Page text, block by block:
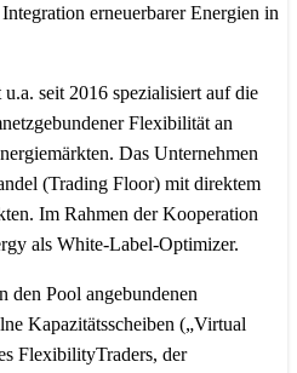
erneuerbarer Energien in
seit 2016 spezialisiert auf die
Flexibilität an
Das Unternehmen
(Trading Floor) mit direktem
Im Rahmen der Kooperation
als White-Label-Optimizer.
den Pool angebundenen
Kapazitätsscheiben („Virtual
FlexibilityTraders, der